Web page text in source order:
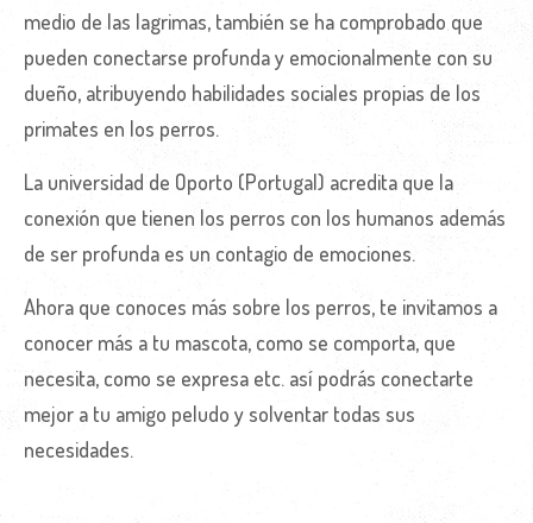
medio de las lagrimas, también se ha comprobado que
pueden conectarse profunda y emocionalmente con su
dueño, atribuyendo habilidades sociales propias de los
primates en los perros.
La universidad de Oporto (Portugal) acredita que la
conexión que tienen los perros con los humanos además
de ser profunda es un contagio de emociones.
Ahora que conoces más sobre los perros, te invitamos a
conocer más a tu mascota, como se comporta, que
necesita, como se expresa etc. así podrás conectarte
mejor a tu amigo peludo y solventar todas sus
necesidades.